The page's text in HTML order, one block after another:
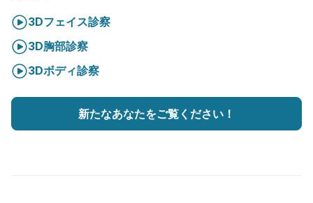
3Dフェイス診察
3D胸部診察
3Dボディ診察
新たなあなたをご覧ください！